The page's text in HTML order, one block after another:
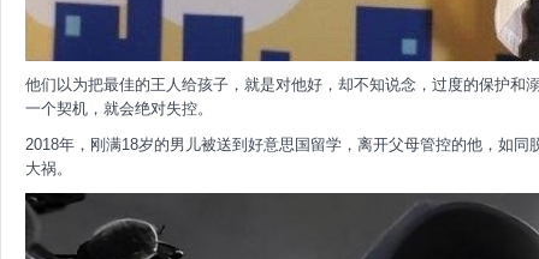
他们以为把最佳的王人给孩子，就是对他好，却不知说念，过度的保护和
一个契机，就会绝对失控。
2018年，刚满18岁的男儿被送到好意思国留学，离开父母管控的他，如
大祸。